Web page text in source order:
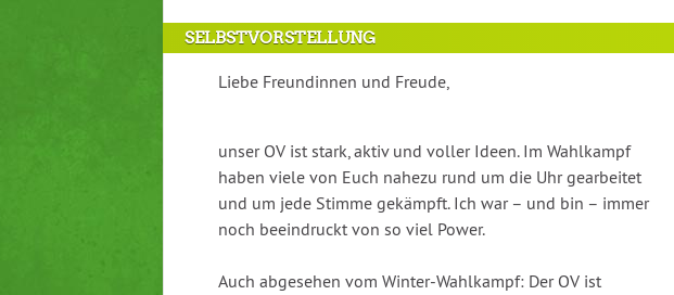
Antragstellerin
und
Rahmendaten
SELBSTVORSTELLUNG
Liebe Freundinnen und Freude,
unser OV ist stark, aktiv und voller Ideen. Im Wahlkampf
haben viele von Euch nahezu rund um die Uhr gearbeitet
und um jede Stimme gekämpft. Ich war – und bin – immer
noch beeindruckt von so viel Power.
Auch abgesehen vom Winter-Wahlkampf: Der OV ist